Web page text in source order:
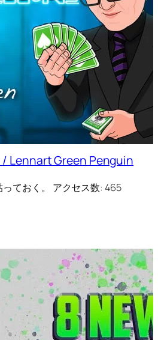
/ Lennart Green Penguin
ておく。 アクセス数: 465